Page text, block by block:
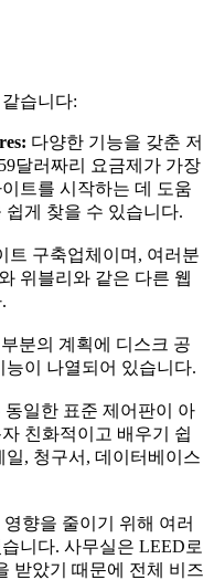
습니다:
다양한 기능을 갖춘 저
달러짜리 요금제가 가장
트를 시작하는 데 도움
게 찾을 수 있습니다.
트 구축업체이며, 여러분
위블리와 같은 다른 웹
분의 계획에 디스크 공
이 나열되어 있습니다.
동일한 표준 제어판이 아
친화적이고 배우기 쉽
, 청구서, 데이터베이스
향을 줄이기 위해 여러
니다. 사무실은 LEED로
받았기 때문에 전체 비즈